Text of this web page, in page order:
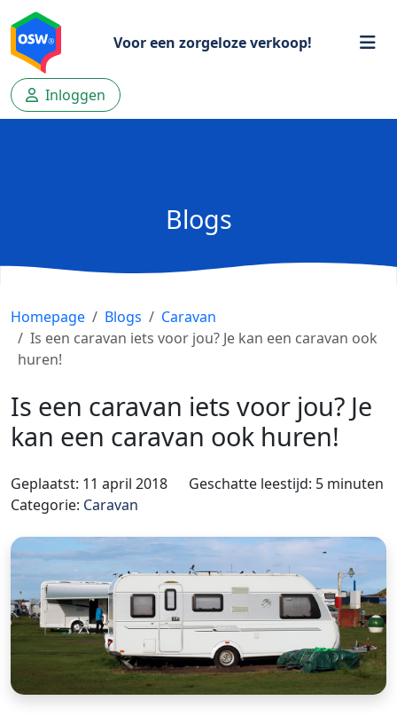
Voor een zorgeloze verkoop!
Inloggen
Blogs
Homepage Blogs
Caravan
Is een caravan iets voor jou? Je kan een caravan ook
huren!
Is een caravan iets voor jou? Je
kan een caravan ook huren!
Geplaatst: 11 april 2018
Geschatte leestijd: 5 minuten
Categorie: Caravan